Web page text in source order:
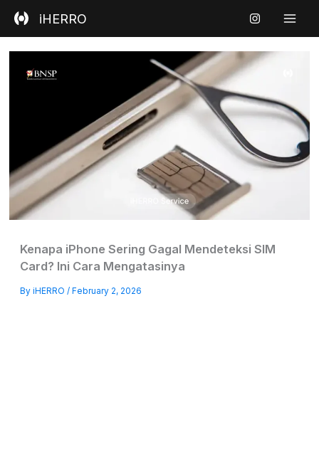
iHERRO
Kenapa iPhone Sering Gagal Mendeteksi SIM
Card? Ini Cara Mengatasinya
By iHERRO / February 2, 2026